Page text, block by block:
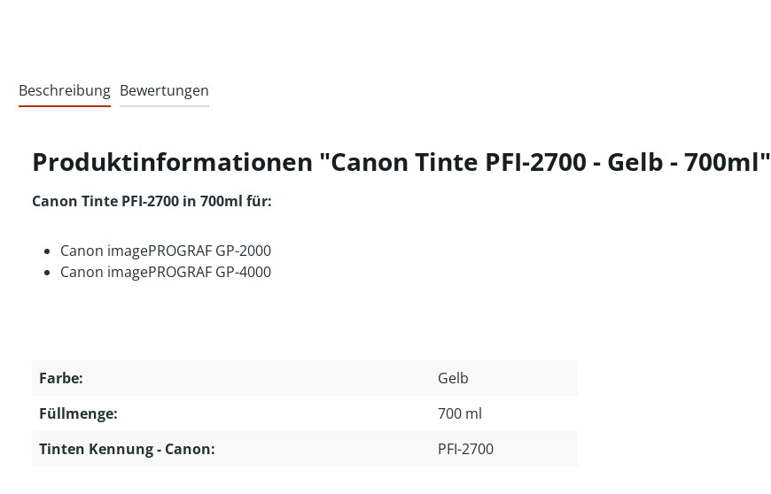
Beschreibung Bewertungen
Produktinformationen "Canon Tinte PFI-2700 - Gelb - 700ml"
Canon Tinte PFI-2700 in 700ml für:
Canon imagePROGRAF GP-2000
Canon imagePROGRAF GP-4000
Farbe:
Gelb
Füllmenge:
700 ml
Tinten Kennung - Canon:
PFI-2700